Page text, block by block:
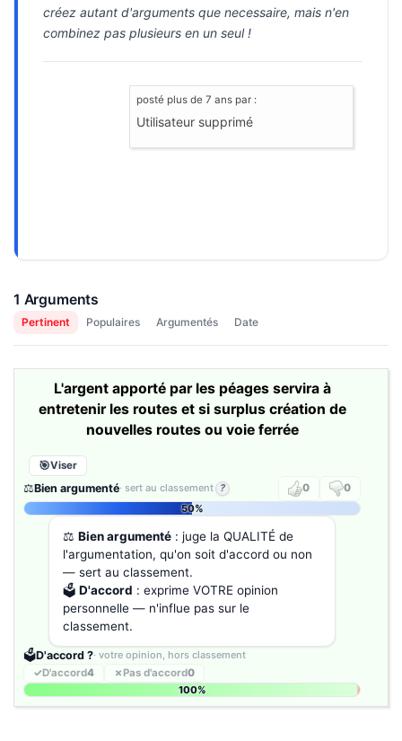
créez autant d'arguments que necessaire, mais n'en
combinez pas plusieurs en un seul !
posté plus de 7 ans par :
Utilisateur supprimé
1 Arguments
Pertinent Populaires Argumentés Date
L'argent apporté par les péages servira à
entretenir les routes et si surplus création de
nouvelles routes ou voie ferrée
Viser
⚖️Bien argumenté· sert au classement ? 0
0
50%
⚖️ Bien argumenté : juge la QUALITÉ de
l'argumentation, qu'on soit d'accord ou non
— sert au classement.
🗳️ D'accord : exprime VOTRE opinion
personnelle — n'influe pas sur le
classement.
🗳️D'accord ?· votre opinion, hors classement
✓D'accord4 ✗Pas d'accord0
100%